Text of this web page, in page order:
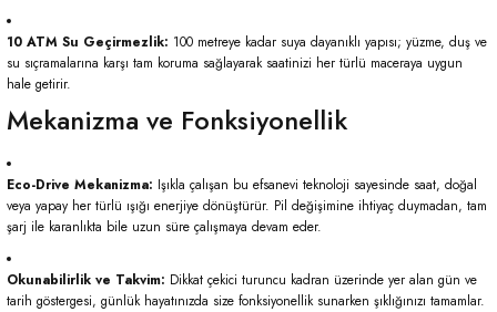
10 ATM Su Geçirmezlik: 100 metreye kadar suya dayanıklı yapısı; yüzme, duş ve
su sıçramalarına karşı tam koruma sağlayarak saatinizi her türlü maceraya uygun
hale getirir.
Mekanizma ve Fonksiyonellik
Eco-Drive Mekanizma: Işıkla çalışan bu efsanevi teknoloji sayesinde saat, doğal
veya yapay her türlü ışığı enerjiye dönüştürür. Pil değişimine ihtiyaç duymadan, tam
şarj ile karanlıkta bile uzun süre çalışmaya devam eder.
Okunabilirlik ve Takvim: Dikkat çekici turuncu kadran üzerinde yer alan gün ve
tarih göstergesi, günlük hayatınızda size fonksiyonellik sunarken şıklığınızı tamamlar.